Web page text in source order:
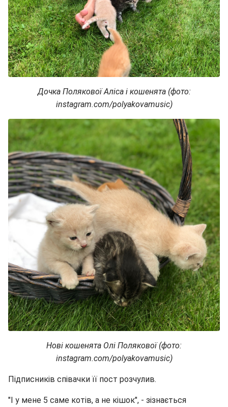
Дочка Полякової Аліса і кошенята (фото:
instagram.com/polyakovamusic)
Нові кошенята Олі Полякової (фото:
instagram.com/polyakovamusic)
Підписників співачки її пост розчулив.
"І у мене 5 саме котів, а не кішок", - зізнається